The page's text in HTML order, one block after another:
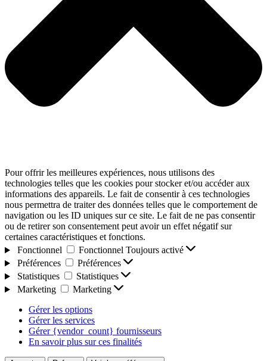
Pour offrir les meilleures expériences, nous utilisons des
technologies telles que les cookies pour stocker et/ou accéder aux
informations des appareils. Le fait de consentir à ces technologies
nous permettra de traiter des données telles que le comportement de
navigation ou les ID uniques sur ce site. Le fait de ne pas consentir
ou de retirer son consentement peut avoir un effet négatif sur
certaines caractéristiques et fonctions.
Fonctionnel
Fonctionnel Toujours activé
Préférences
Préférences
Statistiques
Statistiques
Marketing
Marketing
Gérer les options
Gérer les services
Gérer {vendor_count} fournisseurs
En savoir plus sur ces finalités